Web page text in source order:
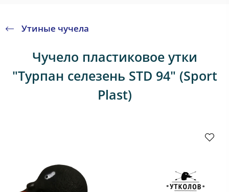
Утиные чучела
Чучело пластиковое утки
"Турпан селезень SТD 94" (Sport
Plast)